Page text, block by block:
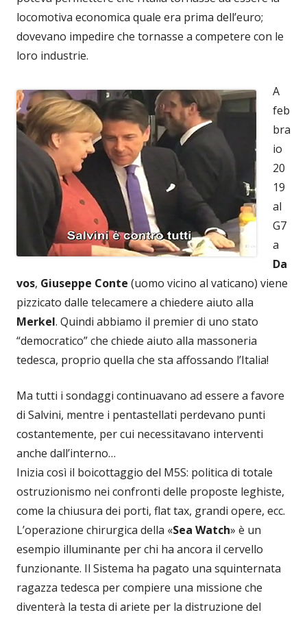
locomotiva economica quale era prima dell’euro;
dovevano impedire che tornasse a competere con le
loro industrie.
A
feb
bra
io
20
19
al
G7
a
Da
vos, Giuseppe Conte (uomo vicino al vaticano) viene
pizzicato dalle telecamere a chiedere aiuto alla
Merkel. Quindi abbiamo il premier di uno stato
“democratico” che chiede aiuto alla massoneria
tedesca, proprio quella che sta affossando l’Italia!
Ma tutti i sondaggi continuavano ad essere a favore
di Salvini, mentre i pentastellati perdevano punti
costantemente, per cui necessitavano interventi
anche dall’interno…
Inizia così il boicottaggio del M5S: politica di totale
ostruzionismo nei confronti delle proposte leghiste,
come la chiusura dei porti, flat tax, grandi opere, ecc.
L’operazione chirurgica della «Sea Watch» è un
esempio illuminante per chi ha ancora il cervello
funzionante. Il Sistema ha pagato una squinternata
ragazza tedesca per compiere una missione che
diventerà la testa di ariete per la distruzione del